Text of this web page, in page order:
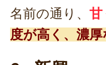
名前の通り、 甘
度が高く、濃